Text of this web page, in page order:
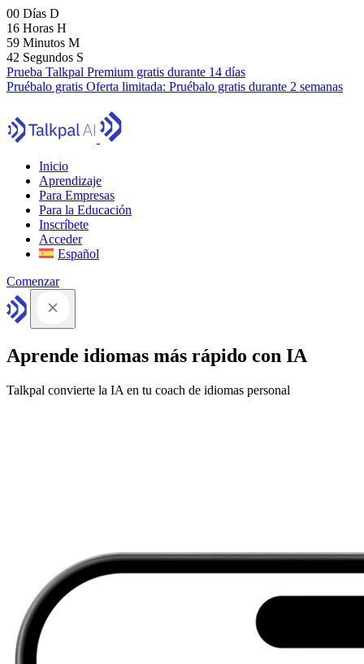
00 Días D
16 Horas H
59 Minutos M
41 Segundos S
Prueba Talkpal Premium gratis durante 14 días
Pruébalo gratis Oferta limitada: Pruébalo gratis durante 2 semanas
Inicio
Aprendizaje
Para Empresas
Para la Educación
Inscríbete
Acceder
Español
Comenzar
Aprende idiomas más rápido con IA
Talkpal convierte la IA en tu coach de idiomas personal